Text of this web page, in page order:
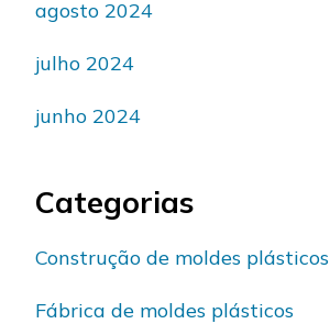
agosto 2024
julho 2024
junho 2024
Categorias
Construção de moldes plásticos
Fábrica de moldes plásticos